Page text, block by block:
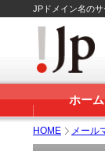
JPドメイン名の
ホーム
HOME メール